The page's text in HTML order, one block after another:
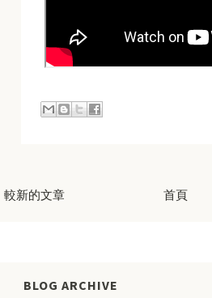
較新的文章 首頁
BLOG ARCHIVE